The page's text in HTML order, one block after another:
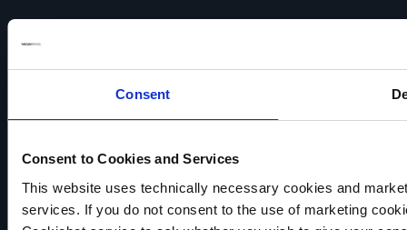
Consent
Consent to Cookies and Services
This website uses technically necessary cookies and
services. If you do not consent to the use of marketing
VACUUBRAND
Datenschutz
Impressum
Disclaimer